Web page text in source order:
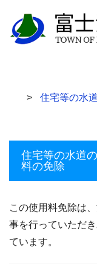
住宅等の水
住宅等の水道
料の免除
この使用料免除は
事を行っていただ
ています。